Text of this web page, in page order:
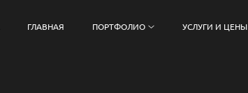
ГЛАВНАЯ ПОРТФОЛИО УСЛУГИ И ЦЕНЫ